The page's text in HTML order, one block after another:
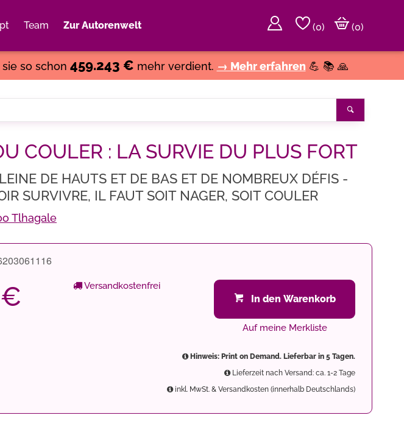
Team Zur Autorenwelt (0)
(0)
so schon 459.243 € mehr verdient. → Mehr erfahren 💪 📚 🙏
COULER : LA SURVIE DU PLUS FORT
DE HAUTS ET DE BAS ET DE NOMBREUX DÉFIS -
SURVIVRE, IL FAUT SOIT NAGER, SOIT COULER
Tlhagale
Versandkostenfrei
In den Warenkorb
Auf meine Merkliste
Hinweis: Print on Demand. Lieferbar in 5 Tagen.
Lieferzeit nach Versand: ca. 1-2 Tage
inkl. MwSt. & Versandkosten (innerhalb Deutschlands)